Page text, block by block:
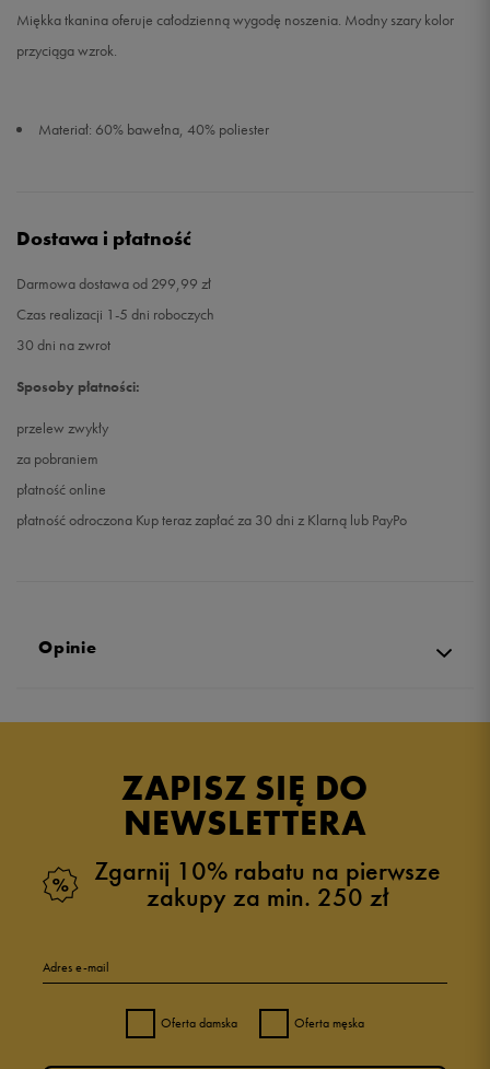
Miękka tkanina oferuje całodzienną wygodę noszenia. Modny szary kolor
przyciąga wzrok.
Materiał: 60% bawełna, 40% poliester
Dostawa i płatność
Darmowa dostawa od 299,99 zł
Czas realizacji 1-5 dni roboczych
30 dni na zwrot
Sposoby płatności:
przelew zwykły
za pobraniem
płatność online
płatność odroczona Kup teraz zapłać za 30 dni z Klarną lub PayPo
Opinie
ZAPISZ SIĘ DO
NEWSLETTERA
Zgarnij 10% rabatu na pierwsze
zakupy za min. 250 zł
Adres e-mail
Oferta damska Oferta męska